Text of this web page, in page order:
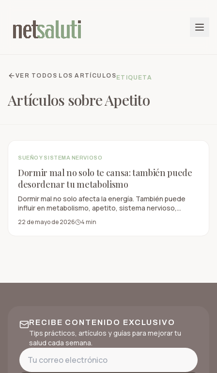
VER TODOS LOS ARTÍCULOS ETIQUETA
Artículos sobreApetito
SUEÑO Y SISTEMA NERVIOSO
Dormir mal no solo te cansa: también puede
desordenar tu metabolismo
Dormir mal no solo afecta la energía. También puede
influir en metabolismo, apetito, sistema nervioso,
concentración y salud preventiva.
22 de mayo de 2026 4min
RECIBE CONTENIDO EXCLUSIVO
Tips prácticos, artículos y guías para mejorar tu
salud cada semana.